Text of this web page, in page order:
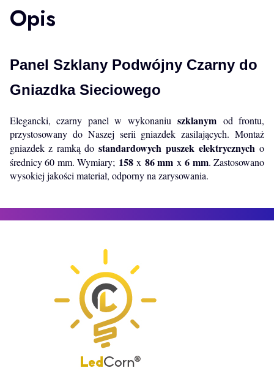
Opis
Panel Szklany Podwójny Czarny do
Gniazdka Sieciowego
Elegancki, czarny panel w wykonaniu szklanym od frontu,
przystosowany do Naszej serii gniazdek zasilających. Montaż
gniazdek z ramką dostandardowych puszek elektrycznych o
średnicy 60 mm. Wymiary; 158x 86 mm x6 mm. Zastosowano
wysokiej jakości materiał, odporny na zarysowania.